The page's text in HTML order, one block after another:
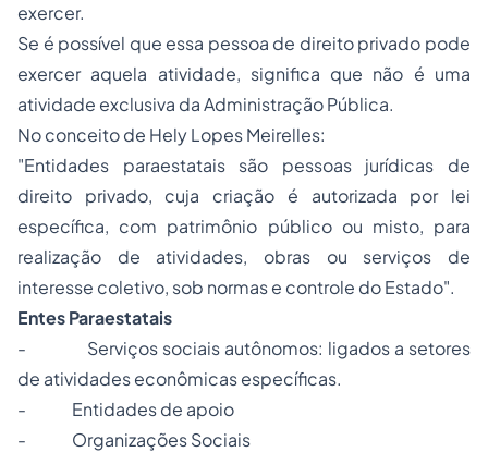
exercer.
Se é possível que essa pessoa de direito privado pode
exercer aquela atividade, significa que não é uma
atividade exclusiva da Administração Pública.
No conceito de Hely Lopes Meirelles:
"Entidades paraestatais são pessoas jurídicas de
direito privado, cuja criação é autorizada por lei
específica, com patrimônio público ou misto, para
realização de atividades, obras ou serviços de
interesse coletivo, sob normas e controle do Estado".
Entes Paraestatais
- Serviços sociais autônomos: ligados a setores
de atividades econômicas específicas.
- Entidades de apoio
- Organizações Sociais